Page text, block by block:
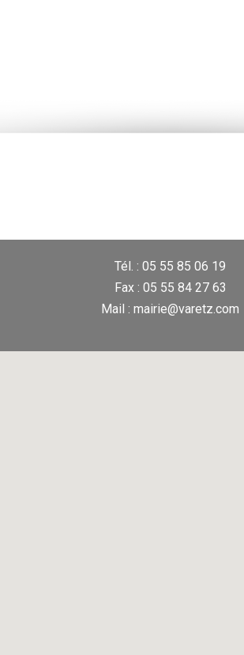
Tél. : 05 55 85 06 19
Fax : 05 55 84 27 63
Mail : mairie@varetz.com